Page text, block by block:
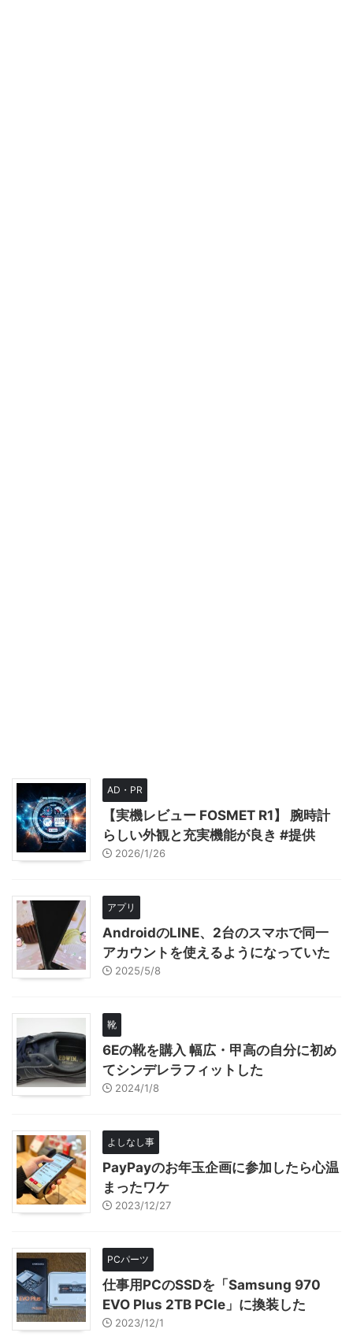
AD・PR
【実機レビュー FOSMET R1】 腕時計
らしい外観と充実機能が良き #提供
2026/1/26
アプリ
AndroidのLINE、2台のスマホで同一
アカウントを使えるようになっていた
2025/5/8
靴
6Eの靴を購入 幅広・甲高の自分に初め
てシンデレラフィットした
2024/1/8
よしなし事
PayPayのお年玉企画に参加したら心温
まったワケ
2023/12/27
PCパーツ
仕事用PCのSSDを「Samsung 970
EVO Plus 2TB PCIe」に換装した
2023/12/1